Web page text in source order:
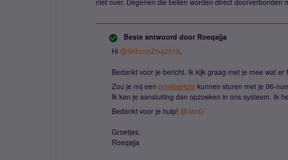
niet over. Degenen die bellen worden direct doorverbonden
Beste antwoord door Roeqajja
Hi ​ @ShlomoZiva2018,
Bedankt voor je bericht. Ik kijk graag met je mee wat er
Zou je mij een privébericht kunnen sturen met je 06-
Ik kan je aansluiting dan opzoeken in ons systeem. Ik
Bedankt voor je hulp! ​ @JanD
Groetjes,
Roeqajja